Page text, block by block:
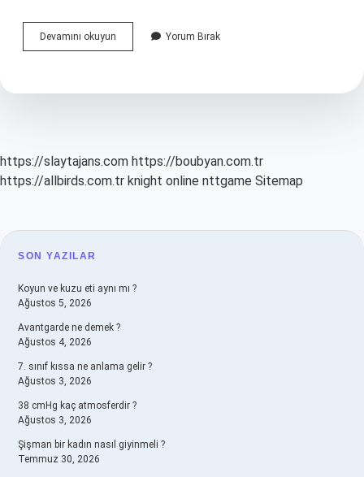
Devamını okuyun Islamda
Kadın
Almak
Yorum Bırak
https://slaytajans.com https://boubyan.com.tr
https://allbirds.com.tr knight online nttgame Sitemap
SIDEBAR
SON YAZILAR
Koyun ve kuzu eti aynı mı ?
Ağustos 5, 2026
Avantgarde ne demek ?
Ağustos 4, 2026
7. sınıf kıssa ne anlama gelir ?
Ağustos 3, 2026
38 cmHg kaç atmosferdir ?
Ağustos 3, 2026
Şişman bir kadın nasıl giyinmeli ?
Temmuz 30, 2026